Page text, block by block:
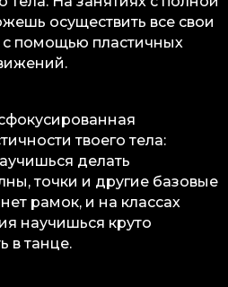
осуществить все свои
помощью пластичных
твоего тела:
делать
точки и другие базовые
рамок, и на классах
научишься круто
в танце.